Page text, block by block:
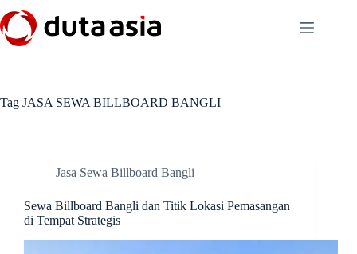
to
content
Tag JASA SEWA BILLBOARD BANGLI
Jasa Sewa Billboard Bangli
Sewa Billboard Bangli dan Titik Lokasi Pemasangan
di Tempat Strategis